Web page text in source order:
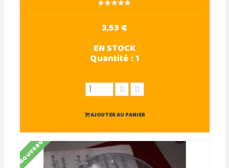
3,53 €
EN STOCK
Quantité :1
AJOUTER AU PANIER
Nouveau